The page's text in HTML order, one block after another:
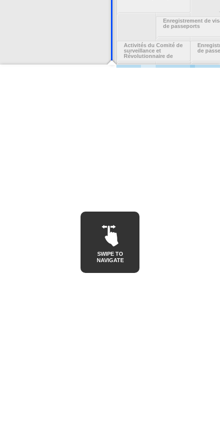
SWIPE TO
NAVIGATE
Activités du Comité de
surveillance et
Révolutionnaire de
Quimper Odet : registre
de contrôle des
Enregistrement de
de passeports
de